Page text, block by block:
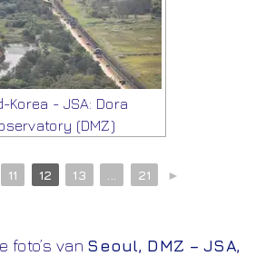
Korea - JSA: Dora
(DMZ)
11 12 13 21 ►
foto’s van Seoul, DMZ – JSA,